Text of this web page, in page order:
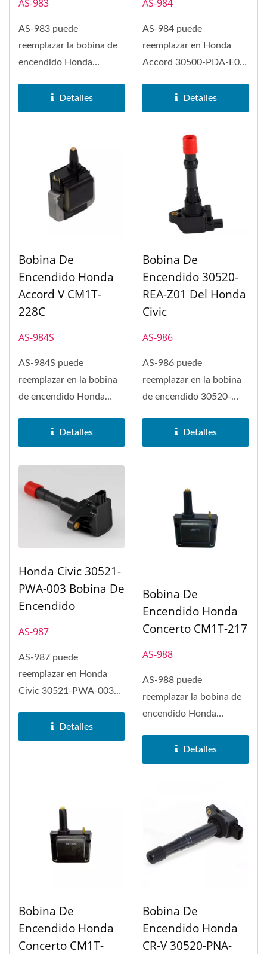
AS-983
AS-983 puede
reemplazar la bobina de
encendido Honda
Detalles
AS-984
AS-984 puede
reemplazar en Honda
Accord 30500-PDA-E01
Detalles
Bobina De
Encendido Honda
Accord V CM1T-
228C
AS-984S
AS-984S puede
reemplazar en la bobina
de encendido Honda
La bobina de encendido...
Detalles
Bobina De
Encendido 30520-
REA-Z01 Del Honda
Civic
AS-986
AS-986 puede
reemplazar en la bobina
de encendido 30520-
Detalles
Honda Civic 30521-
PWA-003 Bobina De
Encendido
AS-987
AS-987 puede
reemplazar en Honda
Civic 30521-PWA-003
Detalles
Bobina De
Encendido Honda
Concerto CM1T-217
AS-988
AS-988 puede
reemplazar la bobina de
encendido Honda
bobina de encendido...
Detalles
Bobina De
Encendido Honda
Concerto CM1T-
Bobina De
Encendido Honda
CR-V 30520-PNA-